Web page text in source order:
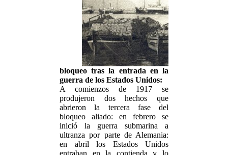
bloqueo tras la entrada en la
guerra de los Estados Unidos:
A comienzos de 1917 se
produjeron dos hechos que
abrieron la tercera fase del
bloqueo aliado: en febrero se
inició la guerra submarina a
ultranza por parte de Alemania:
en abril los Estados Unidos
entraban en la contienda y lo